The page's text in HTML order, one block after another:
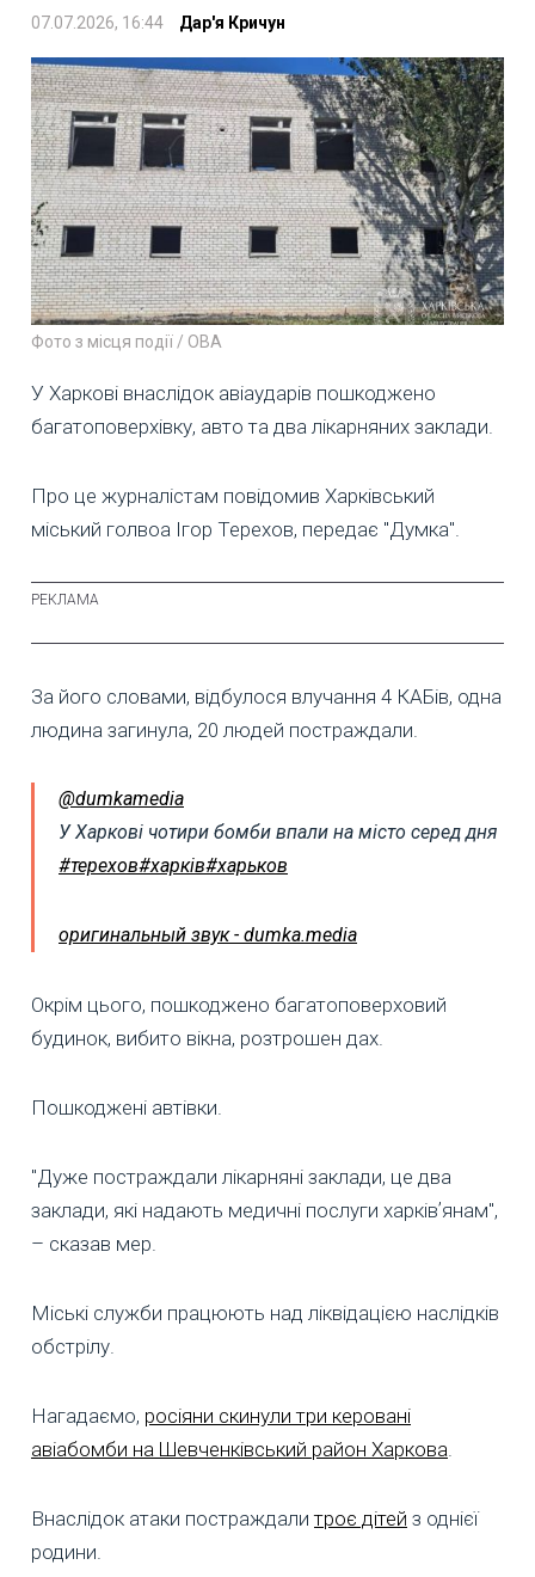
07.07.2026, 16:44 Дар'я Кричун
Фото з місця події / ОВА
У Харкові внаслідок авіаударів пошкоджено
багатоповерхівку, авто та два лікарняних заклади.
Про це журналістам повідомив Харківський
міський голвоа Ігор Терехов, передає "Думка".
За його словами, відбулося влучання 4 КАБів, одна
людина загинула, 20 людей постраждали.
@dumkamedia
У Харкові чотири бомби впали на місто серед дня
#терехов#харків#харьков
оригинальный звук - dumka.media
Окрім цього, пошкоджено багатоповерховий
будинок, вибито вікна, розтрошен дах.
Пошкоджені автівки.
"Дуже постраждали лікарняні заклади, це два
заклади, які надають медичні послуги харківʼянам",
– сказав мер.
Міські служби працюють над ліквідацією наслідків
обстрілу.
Нагадаємо, росіяни скинули три керовані
авіабомби на Шевченківський район Харкова
Внаслідок атаки постраждалитроє дітей з однієї
родини.